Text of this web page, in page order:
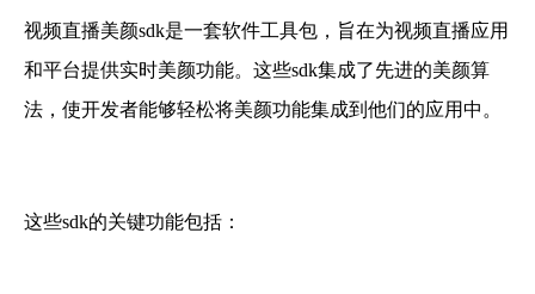
视频直播美颜sdk是一套软件工具包，旨在为视频直播应用
和平台提供实时美颜功能。这些sdk集成了先进的美颜算
法，使开发者能够轻松将美颜功能集成到他们的应用中。
这些sdk的关键功能包括：